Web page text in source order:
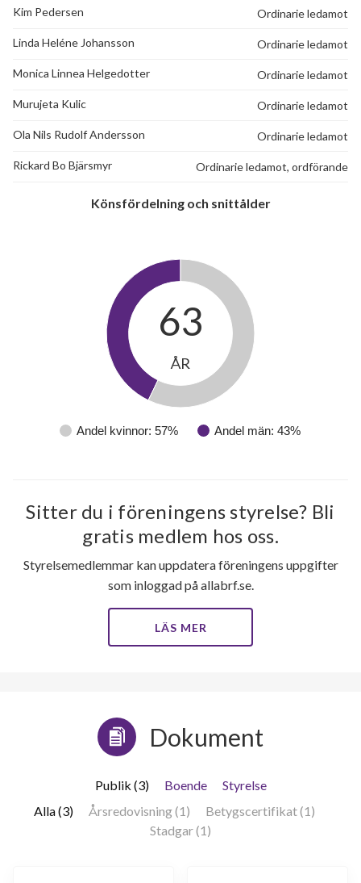
50
Kim Pedersen Ordinarie ledamot
Linda Heléne Johansson Ordinarie ledamot
Monica Linnea Helgedotter Ordinarie ledamot
Murujeta Kulic Ordinarie ledamot
Ola Nils Rudolf Andersson Ordinarie ledamot
Rickard Bo Bjärsmyr Ordinarie ledamot, ordförande
Könsfördelning och snittålder
Andel kvinnor: 57% Andel män: 43%
63
ÅR
Sitter du i föreningens styrelse? Bli
gratis medlem hos oss.
Styrelsemedlemmar kan uppdatera föreningens uppgifter
som inloggad på allabrf.se.
LÄS MER
Dokument
Publik (3) Boende
Styrelse
Alla (3)
Årsredovisning (1)
Betygscertifikat (1)
Stadgar (1)